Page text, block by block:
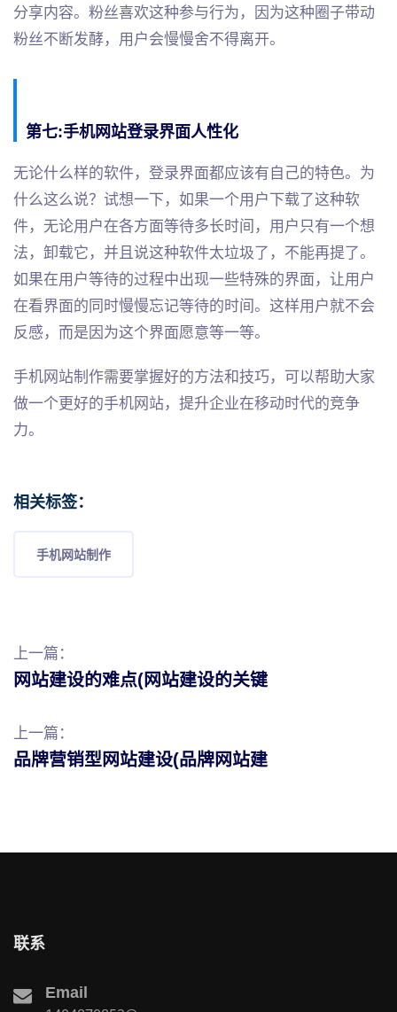
分享内容。粉丝喜欢这种参与行为，因为这种圈子带动
粉丝不断发酵，用户会慢慢舍不得离开。
第七:手机网站登录界面人性化
无论什么样的软件，登录界面都应该有自己的特色。为
什么这么说？试想一下，如果一个用户下载了这种软
件，无论用户在各方面等待多长时间，用户只有一个想
法，卸载它，并且说这种软件太垃圾了，不能再提了。
如果在用户等待的过程中出现一些特殊的界面，让用户
在看界面的同时慢慢忘记等待的时间。这样用户就不会
反感，而是因为这个界面愿意等一等。
手机网站制作需要掌握好的方法和技巧，可以帮助大家
做一个更好的手机网站，提升企业在移动时代的竞争
力。
相关标签：
手机网站制作
上一篇：
网站建设的难点(网站建设的关键
上一篇：
品牌营销型网站建设(品牌网站建
联系
Email